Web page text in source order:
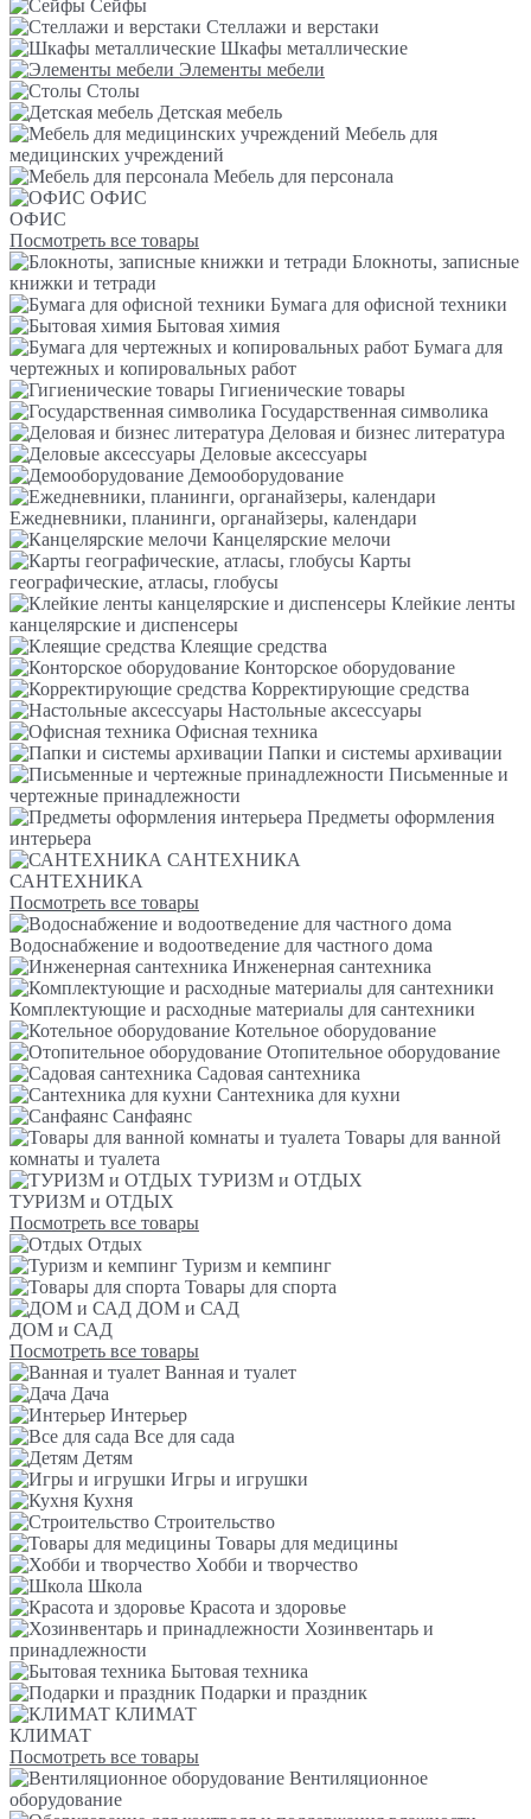
Сейфы
Стеллажи и верстаки
Шкафы металлические
Элементы мебели
Столы
Детская мебель
Мебель для
медицинских учреждений
Мебель для персонала
ОФИС
ОФИС
Посмотреть все товары
Блокноты, записные
книжки и тетради
Бумага для офисной техники
Бытовая химия
Бумага для
чертежных и копировальных работ
Гигиенические товары
Государственная символика
Деловая и бизнес литература
Деловые аксессуары
Демооборудование
Ежедневники, планинги, органайзеры, календари
Канцелярские мелочи
Карты
географические, атласы, глобусы
Клейкие ленты
канцелярские и диспенсеры
Клеящие средства
Конторское оборудование
Корректирующие средства
Настольные аксессуары
Офисная техника
Папки и системы архивации
Письменные и
чертежные принадлежности
Предметы оформления
интерьера
САНТЕХНИКА
САНТЕХНИКА
Посмотреть все товары
Водоснабжение и водоотведение для частного дома
Инженерная сантехника
Комплектующие и расходные материалы для сантехники
Котельное оборудование
Отопительное оборудование
Садовая сантехника
Сантехника для кухни
Санфаянс
Товары для ванной
комнаты и туалета
ТУРИЗМ и ОТДЫХ
ТУРИЗМ и ОТДЫХ
Посмотреть все товары
Отдых
Туризм и кемпинг
Товары для спорта
ДОМ и САД
ДОМ и САД
Посмотреть все товары
Ванная и туалет
Дача
Интерьер
Все для сада
Детям
Игры и игрушки
Кухня
Строительство
Товары для медицины
Хобби и творчество
Школа
Красота и здоровье
Хозинвентарь и
принадлежности
Бытовая техника
Подарки и праздник
КЛИМАТ
КЛИМАТ
Посмотреть все товары
Вентиляционное
оборудование